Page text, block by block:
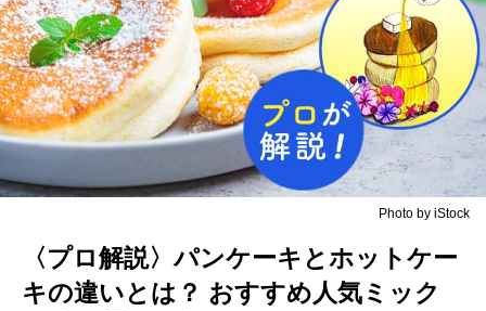
Photo by iStock
〈プロ解説〉パンケーキとホットケー
キの違いとは？ おすすめ人気ミック